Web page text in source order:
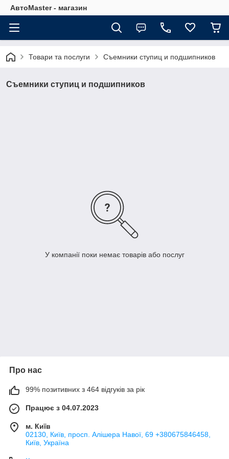
АвтоMaster - магазин
Товари та послуги Съемники ступиц и подшипников
Съемники ступиц и подшипников
У компанії поки немає товарів або послуг
Про нас
99% позитивних з 464 відгуків за рік
Працює з 04.07.2023
м. Київ
02130, Київ, просп. Алішера Навої, 69 +380675846458,
Київ, Україна